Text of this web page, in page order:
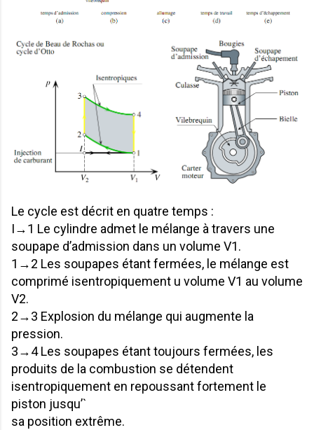
Le cycle est décrit en quatre temps :
I→1 Le cylindre admet le mélange à travers une
soupape d’admission dans un volume V1.
1→2 Les soupapes étant fermées, le mélange est
comprimé isentropiquement u volume V1 au volume
V2.
2→3 Explosion du mélange qui augmente la
pression.
3→4 Les soupapes étant toujours fermées, les
produits de la combustion se détendent
isentropiquement en repoussant fortement le
piston jusqu’`
sa position extrême.